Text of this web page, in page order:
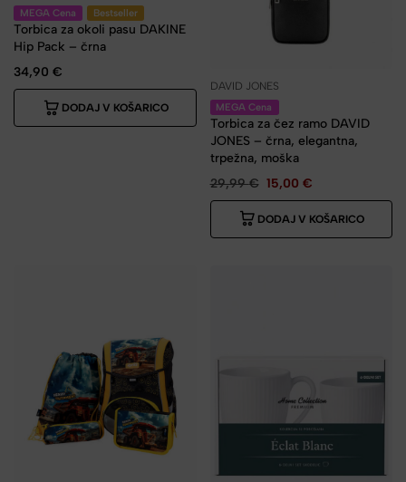
MEGA Cena Bestseller
Torbica za okoli pasu DAKINE
Hip Pack – črna
34,90 €
DODAJ V KOŠARICO
DAVID JONES
MEGA Cena
Torbica za čez ramo DAVID
JONES – črna, elegantna,
trpežna, moška
29,99€ 15,00 €
DODAJ V KOŠARICO